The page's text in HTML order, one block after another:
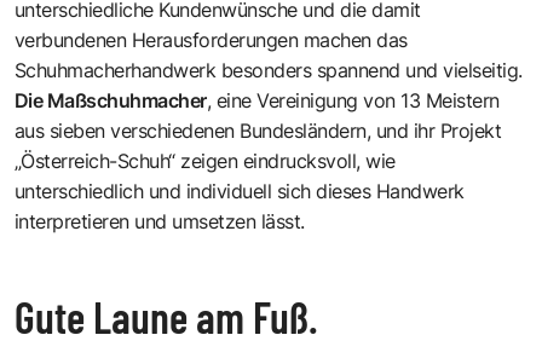
unterschiedliche Kundenwünsche und die damit
verbundenen Herausforderungen machen das
Schuhmacherhandwerk besonders spannend und vielseitig.
Die Maßschuhmacher, eine Vereinigung von 13 Meistern
aus sieben verschiedenen Bundesländern, und ihr Projekt
„Österreich-Schuh“ zeigen eindrucksvoll, wie
unterschiedlich und individuell sich dieses Handwerk
interpretieren und umsetzen lässt.
Gute Laune am Fuß.